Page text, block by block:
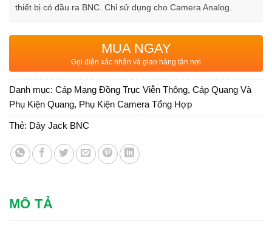
thiết bị có đầu ra BNC. Chỉ sử dụng cho Camera Analog.
MUA NGAY
Gọi điện xác nhận và giao hàng tận nơi
Danh mục: Cáp Mạng Đồng Trục Viễn Thông, Cáp Quang Và
Phụ Kiện Quang, Phụ Kiện Camera Tổng Hợp
Thẻ: Dây Jack BNC
MÔ TẢ